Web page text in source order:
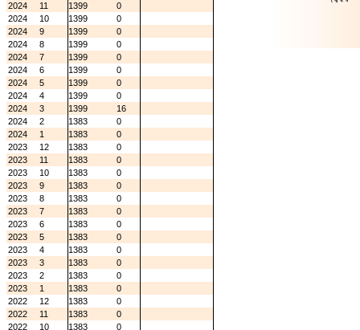
2024
11 1399
0
2024
10 1399
0
2024
9 1399
0
2024
8 1399
0
2024
7 1399
0
2024
6 1399
0
2024
5 1399
0
2024
4 1399
0
2024
3 1399
16
2024
2 1383
0
2024
1 1383
0
2023
12 1383
0
2023
11 1383
0
2023
10 1383
0
2023
9 1383
0
2023
8 1383
0
2023
7 1383
0
2023
6 1383
0
2023
5 1383
0
2023
4 1383
0
2023
3 1383
0
2023
2 1383
0
2023
1 1383
0
2022
12 1383
0
2022
11 1383
0
2022
10 1383
0